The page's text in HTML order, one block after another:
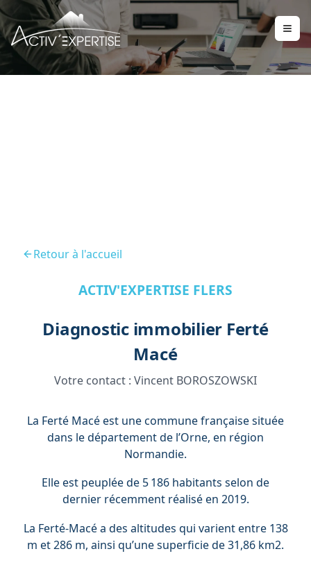
Retour à l'accueil
ACTIV'EXPERTISE FLERS
Diagnostic immobilier Ferté
Macé
Votre contact : Vincent BOROSZOWSKI
La Ferté Macé est une commune française située
dans le département de l’Orne, en région
Normandie.
Elle est peuplée de 5 186 habitants selon de
dernier récemment réalisé en 2019.
La Ferté-Macé a des altitudes qui varient entre 138
m et 286 m, ainsi qu’une superficie de 31,86 km2.